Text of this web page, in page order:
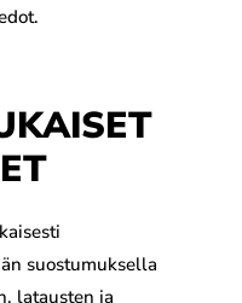
suostumuksella
latausten ja